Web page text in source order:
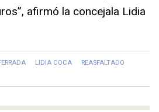
afirmó la concejala Lidia
LIDIA COCA
REASFALTADO